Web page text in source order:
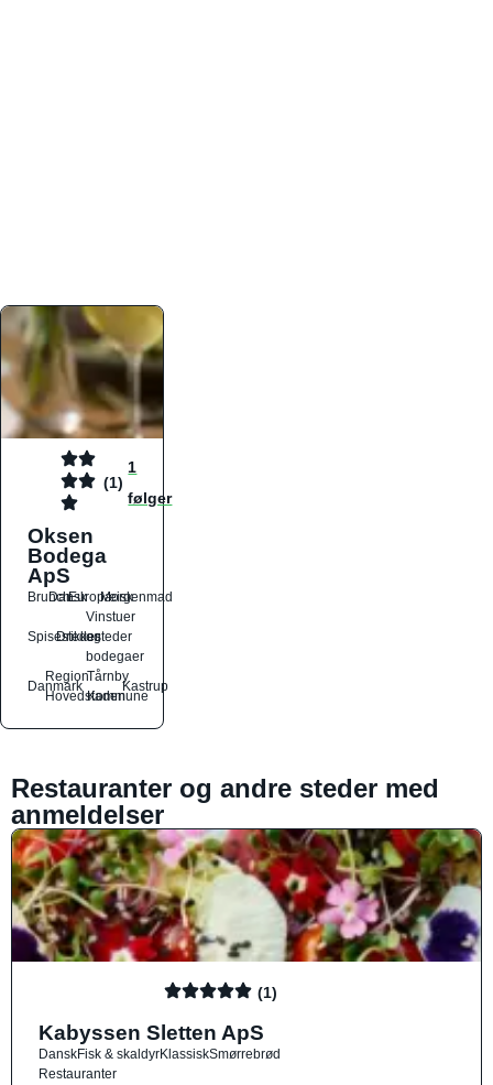
(1)
1
følger
Oksen
Bodega
ApS
Brunch
DanskEuropæiskMorgenmad
Spisesteder
Drikkesteder
Vinstuer
og
bodegaer
Danmark
Region
Hovedstaden
Tårnby
Kommune
Kastrup
Restauranter og andre steder med
anmeldelser
(1)
Kabyssen Sletten ApS
DanskFisk & skaldyrKlassiskSmørrebrød
Restauranter